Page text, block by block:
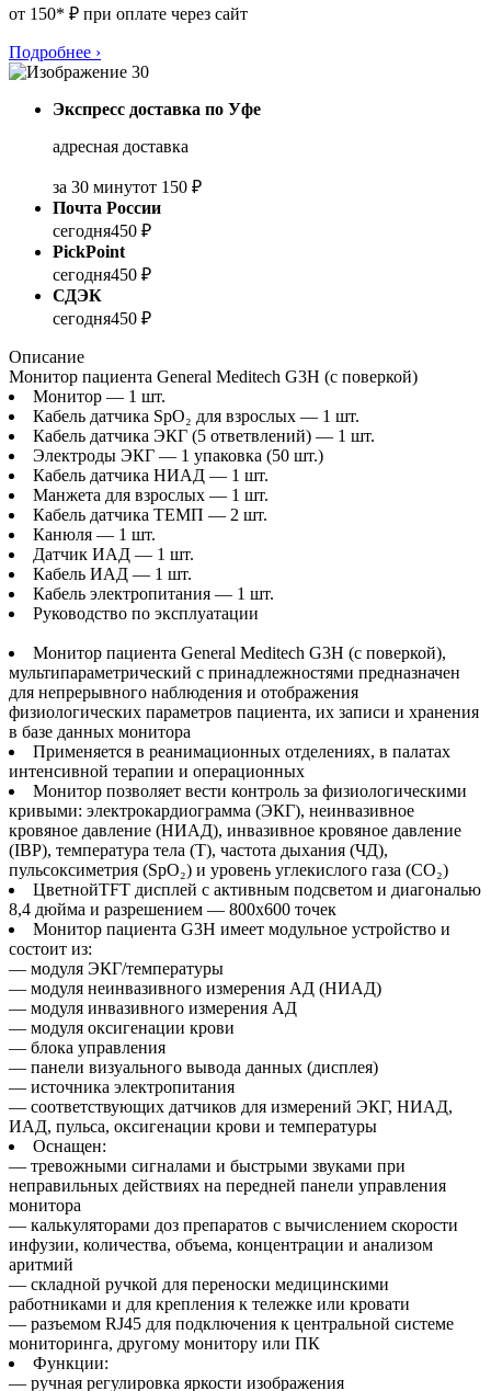
от 150* ₽ при оплате через сайт
Подробнее ›
Экспресс доставка по Уфе
адресная доставка
за 30 минутот 150 ₽
Почта России
сегодня450 ₽
PickPoint
сегодня450 ₽
СДЭК
сегодня450 ₽
Описание
Монитор пациента General Meditech G3H (с поверкой)
Монитор — 1 шт.
Кабель датчика SpO₂ для взрослых — 1 шт.
Кабель датчика ЭКГ (5 ответвлений) — 1 шт.
Электроды ЭКГ — 1 упаковка (50 шт.)
Кабель датчика НИАД — 1 шт.
Манжета для взрослых — 1 шт.
Кабель датчика ТЕМП — 2 шт.
Канюля — 1 шт.
Датчик ИАД — 1 шт.
Кабель ИАД — 1 шт.
Кабель электропитания — 1 шт.
Руководство по эксплуатации
Монитор пациента General Meditech G3H (с поверкой),
мультипараметрический с принадлежностями предназначен
для непрерывного наблюдения и отображения
физиологических параметров пациента, их записи и хранения
в базе данных монитора
Применяется в реанимационных отделениях, в палатах
интенсивной терапии и операционных
Монитор позволяет вести контроль за физиологическими
кривыми: электрокардиограмма (ЭКГ), неинвазивное
кровяное давление (НИАД), инвазивное кровяное давление
(IBP), температура тела (Т), частота дыхания (ЧД),
пульсоксиметрия (SpO₂) и уровень углекислого газа (СО₂)
ЦветнойTFT дисплей с активным подсветом и диагональю
8,4 дюйма и разрешением — 800x600 точек
Монитор пациента G3H имеет модульное устройство и
состоит из:
— модуля ЭКГ/температуры
— модуля неинвазивного измерения АД (НИАД)
— модуля инвазивного измерения АД
— модуля оксигенации крови
— блока управления
— панели визуального вывода данных (дисплея)
— источника электропитания
— соответствующих датчиков для измерений ЭКГ, НИАД,
ИАД, пульса, оксигенации крови и температуры
Оснащен:
— тревожными сигналами и быстрыми звуками при
неправильных действиях на передней панели управления
монитора
— калькуляторами доз препаратов с вычислением скорости
инфузии, количества, объема, концентрации и анализом
аритмий
— складной ручкой для переноски медицинскими
работниками и для крепления к тележке или кровати
— разъемом RJ45 для подключения к центральной системе
мониторинга, другому монитору или ПК
Функции:
— ручная регулировка яркости изображения